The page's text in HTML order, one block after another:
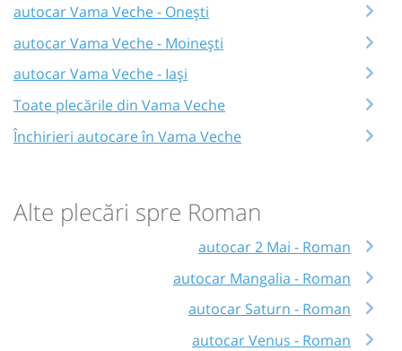
autocar Vama Veche - Onești
autocar Vama Veche - Moinești
autocar Vama Veche - Iași
Toate plecările din Vama Veche
Închirieri autocare în Vama Veche
Alte plecări spre Roman
autocar 2 Mai - Roman
autocar Mangalia - Roman
autocar Saturn - Roman
autocar Venus - Roman